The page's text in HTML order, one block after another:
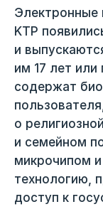
Электронные
KTP
и
им 17 лет или
содержат
о
и семейном
микрочипом
технологию,
доступ к